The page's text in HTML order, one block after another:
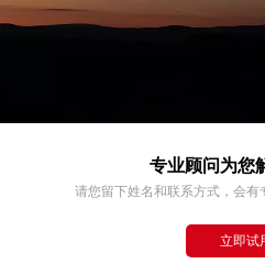
专业顾问为您
请您留下姓名和联系方式，会有
立即试